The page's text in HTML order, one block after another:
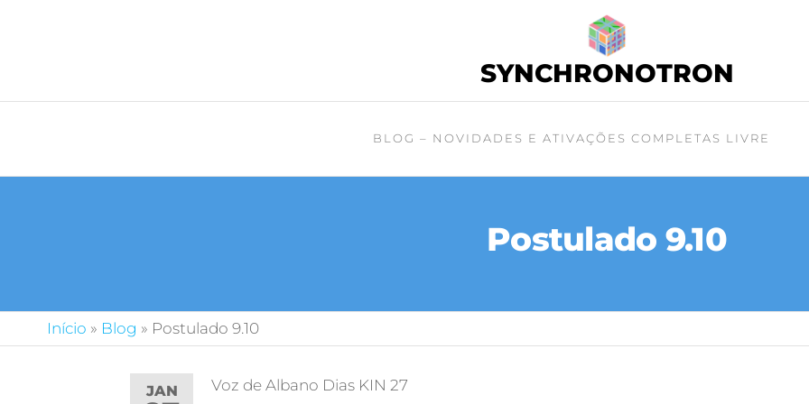
SYNCHRONOTRON
BLOG – NOVIDADES E ATIVAÇÕES COMPLETAS LIVRE
Postulado 9.10
Início » Blog » Postulado 9.10
JAN Voz de Albano Dias KIN 27